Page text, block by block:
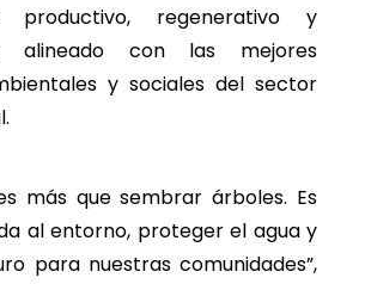
productivo, regenerativo y
alineado con las mejores
y sociales del sector
más que sembrar árboles. Es
al entorno, proteger el agua y
para nuestras comunidades”,